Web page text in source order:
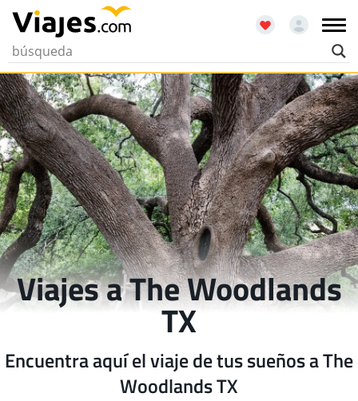
Viajes a The Woodlands
TX
Encuentra aquí el viaje de tus sueños a The
Woodlands TX